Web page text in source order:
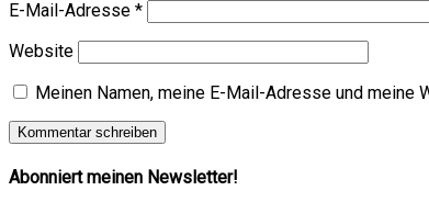
E-Mail-Adresse *
Website
Meinen Namen, meine E-Mail-Adresse und
Abonniert meinen Newsletter!